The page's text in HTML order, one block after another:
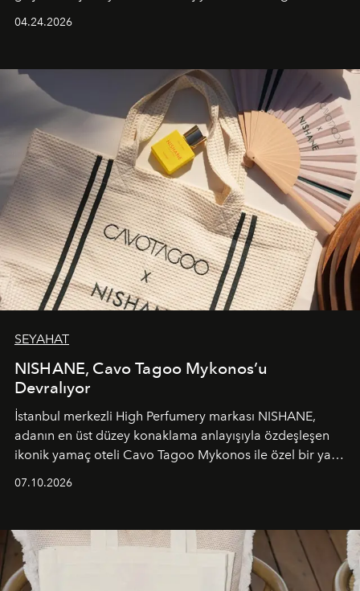
04.24.2026
SEYAHAT
NISHANE, Cavo Tagoo Mykonos’u
Devralıyor
İstanbul merkezli High Perfumery markası NISHANE,
adanın en üst düzey konaklama anlayışıyla özdeşleşen
ikonik yamaç oteli Cavo Tagoo Mykonos ile özel bir yaz
buluşturarak markanın Cavo Tagoo’daki varlığını
sürükleyici ve mevsime özel bir deneyime dönüştürüyor.
07.10.2026